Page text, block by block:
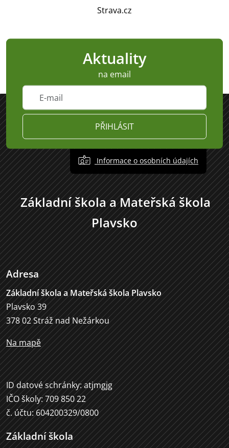
Strava.cz
Aktuality
na email
PŘIHLÁSIT
Informace o osobních údajích
Základní škola a Mateřská škola
Plavsko
Adresa
Základní škola a Mateřská škola Plavsko
Plavsko 39
378 02 Stráž nad Nežárkou
Na mapě
ID datové schránky: atjmgjg
IČO školy: 709 850 22
č. účtu: 604200329/0800
Základní škola